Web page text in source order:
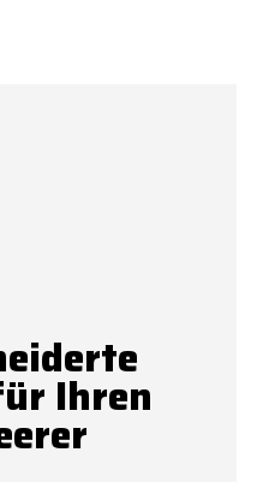
Ihren